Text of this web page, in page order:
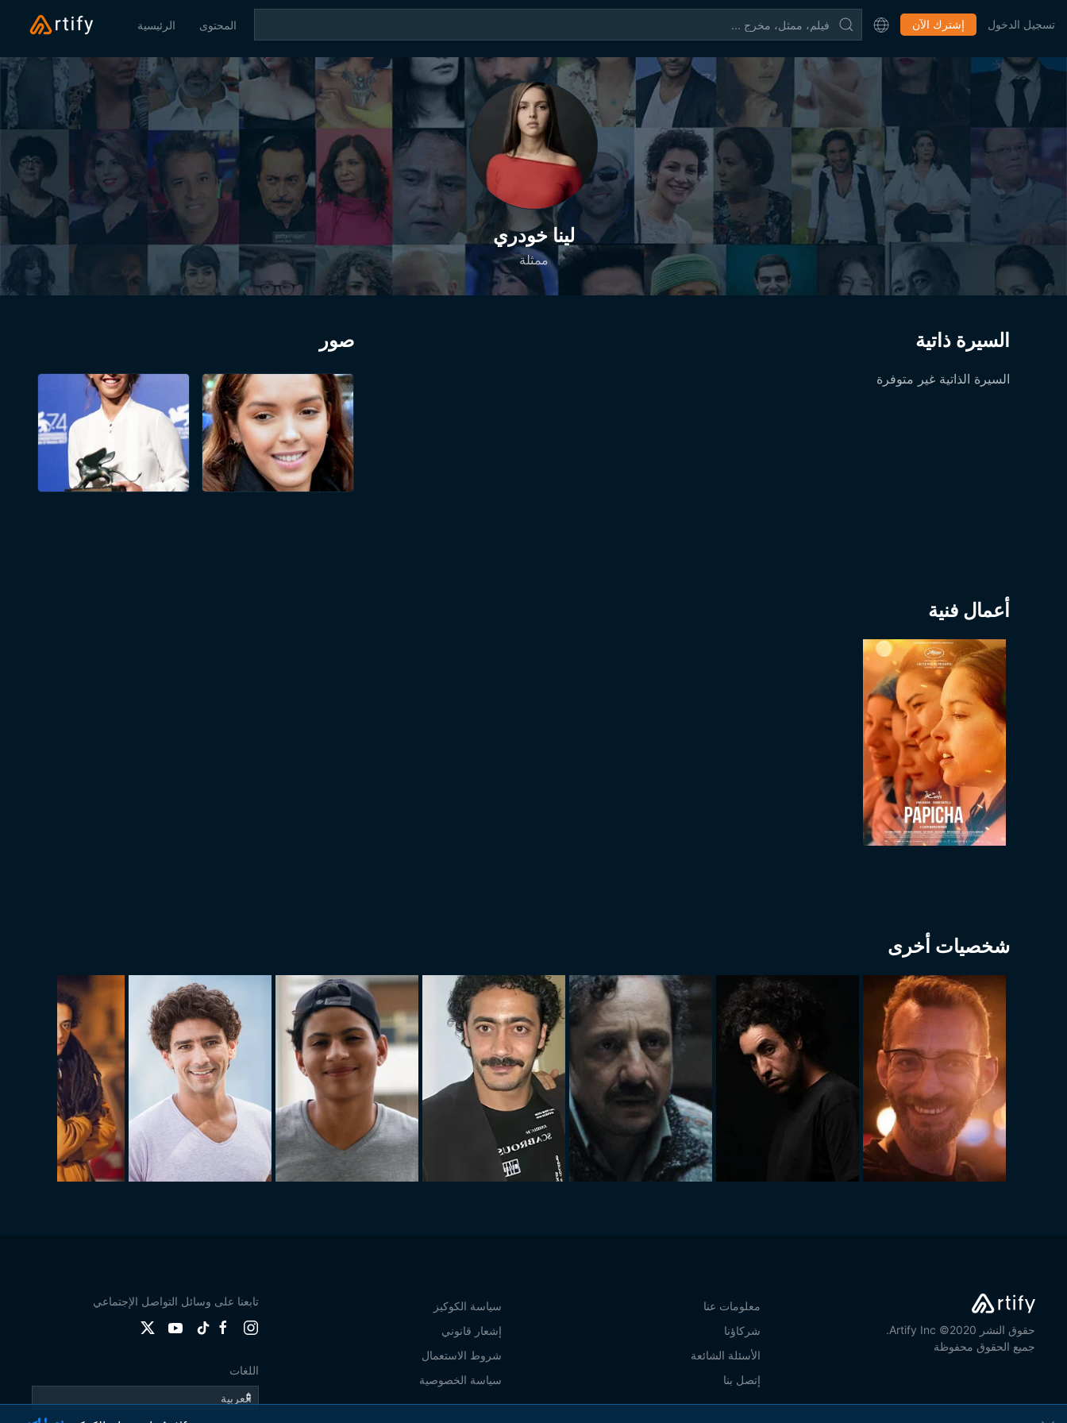
الرئيسية المحتوى إشترك الآن تسجيل الدخول
لينا خودري
ممثلة
السيرة ذاتية
السيرة الذاتية غير متوفرة
صور
أعمال فنية
شخصيات أخرى
حقوق النشر 2020© Artify Inc.
جميع الحقوق محفوظة
معلومات عنا
شركاؤنا
الأسئلة الشائعة
إتصل بنا
سياسة الكوكيز
إشعار قانوني
شروط الاستعمال
سياسة الخصوصية
تابعنا على وسائل التواصل الإجتماعي
اللغات